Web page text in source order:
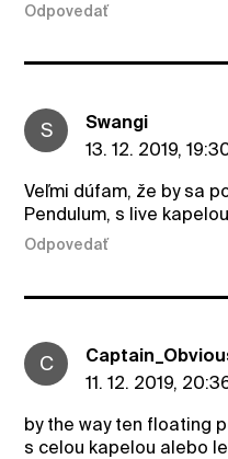
Odpovedať
S
Swangi
13. 12. 2019,
Veľmi dúfam, že by sa
Pendulum, s live
Odpovedať
C
11. 12. 2019,
by the way ten floating
s celou kapelou alebo